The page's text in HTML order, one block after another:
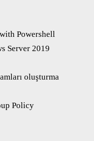
Powershell
Server 2019
oluşturma
Policy